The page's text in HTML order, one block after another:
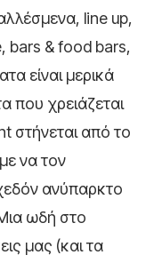
line up,
bars & food bars,
είναι μερικά
που χρειάζεται
στήνεται από το
να τον
ανύπαρκτο
ωδή στο
μας (και τα